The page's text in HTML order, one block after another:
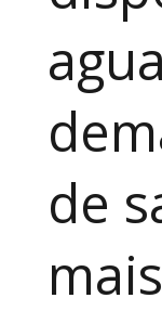
de